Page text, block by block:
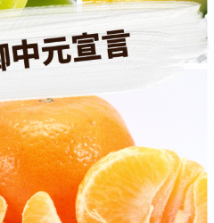
ツ詰合せ